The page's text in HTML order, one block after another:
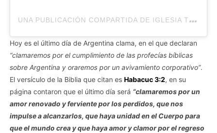
U
NA PUBLICACIÓN COMPARTIDA DE IGLESIA TOMATULUGAR (@TTLIGLESIA)
Hoy es el último día de Argentina clama, en el que declaran
“clamaremos por el cumplimiento de las profecías bíblicas
sobre Argentina y oraremos por un avivamiento corporativo”.
El versículo de la Biblia que citan es Habacuc 3:2, en su
página contaron que el último día será “clamaremos por un
amor renovado y ferviente por los perdidos, que nos
impulse a alcanzarlos, que haya unidad en el Cuerpo para
que el mundo crea y que haya amor y clamor por el regreso